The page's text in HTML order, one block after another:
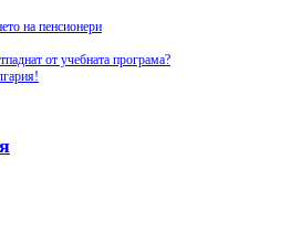
на пенсионери
от учебната програма?